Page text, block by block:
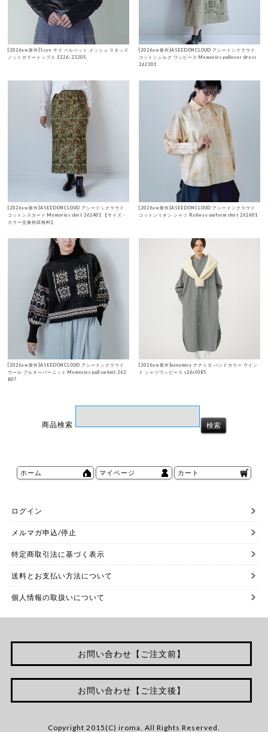
[2026aw新作]Scye サイ ベルベット メッシュ スタッズ
ノットカラートップス 1226-23205
[2026aw新作]ASEEDONCLOUD アシードンクラウド
コットンシルク ワンピース Memories pullover dress
262301
[2026aw新作]ASEEDONCLOUD アシードンクラウド
コットンスカート Memories skirt 262401 【サイズ・
カラー交換初回無料】
[2026aw新作]ASEEDONCLOUD アシードンクラウド
コットンリネン シャツ Railway uniform shirt 262601
[2026aw新作]ASEEDONCLOUD アシードンクラウド
ウール プルオーバーニット Memories pull on knit 262
807
[2026aw新作]nanamica ナナミカ バンドカラー ウイン
ド シャツワンピース s26sf085
商品検索
ホーム マイページ カート
ログイン
メルマガ申込/停止
特定商取引法に基づく表示
送料とお支払い方法について
個人情報の取扱いについて
お問い合わせ【ご注文前】
お問い合わせ【ご注文後】
Copyright 2015(C) iroma. All Rights Reserved.